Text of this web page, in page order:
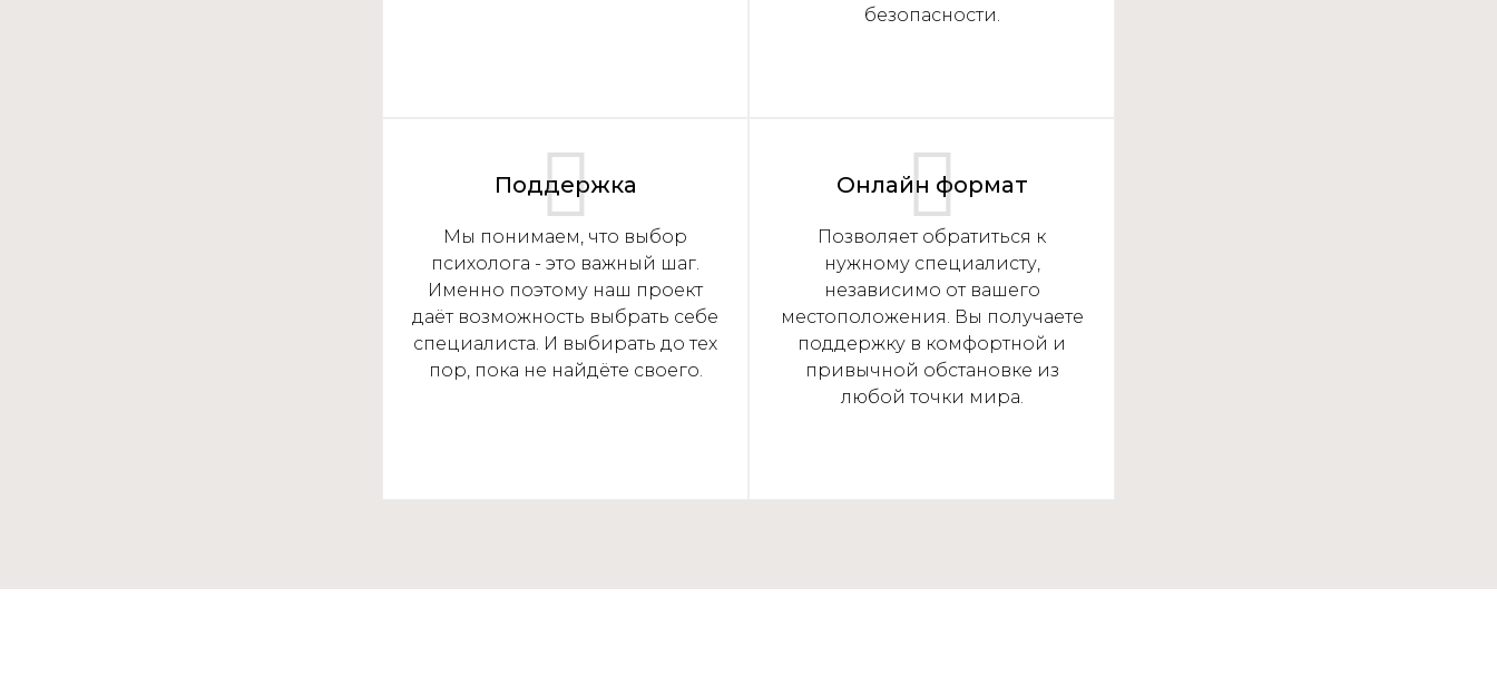
безопасности.
Поддержка
Мы понимаем, что выбор
психолога - это важный шаг.
Именно поэтому наш проект
даёт возможность выбрать себе
специалиста. И выбирать до тех
пор, пока не найдёте своего.
Онлайн формат
Позволяет обратиться к
нужному специалисту,
независимо от вашего
местоположения. Вы получаете
поддержку в комфортной и
привычной обстановке из
любой точки мира.